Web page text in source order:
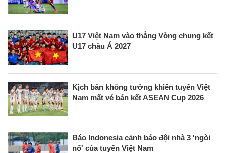
U17 Việt Nam vào thẳng Vòng chung kết
U17 châu Á 2027
Kịch bản không tưởng khiến tuyển Việt
Nam mất vé bán kết ASEAN Cup 2026
Báo Indonesia cảnh báo đội nhà 3 'ngòi
nổ' của tuyển Việt Nam